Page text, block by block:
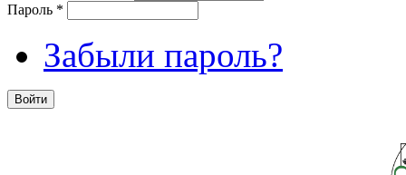
Пароль *
Забыли пароль?